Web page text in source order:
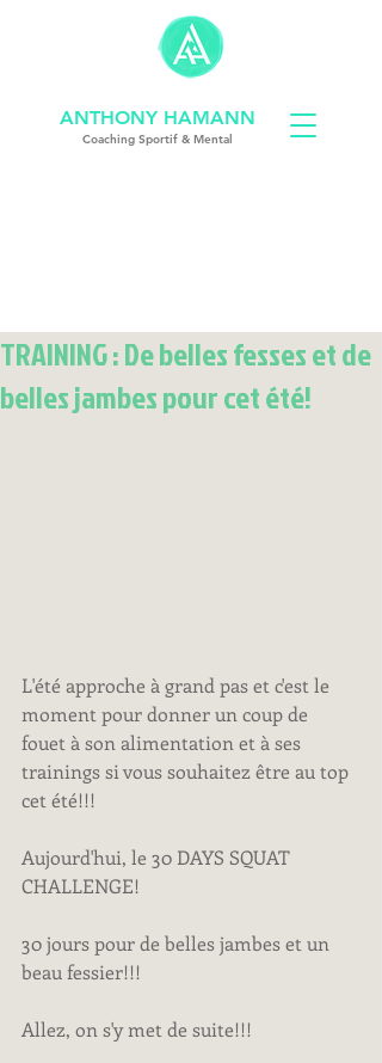
ANTHONY HAMANN
Coaching Sportif & Mental
TRAINING : De belles fesses et de
belles jambes pour cet été!
L'été approche à grand pas et c'est le
moment pour donner un coup de
fouet à son alimentation et à ses
trainings si vous souhaitez être au top
cet été!!!
Aujourd'hui, le 30 DAYS SQUAT
CHALLENGE!
30 jours pour de belles jambes et un
beau fessier!!!
Allez, on s'y met de suite!!!